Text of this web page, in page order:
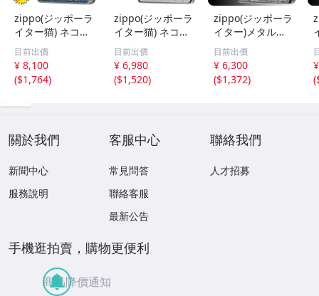
zippo(ジッポーラ
イター猫) ネコ・
細密メタルプレー
ト貼り ブルーペ
イント 両面加工
【ネコポス対応
目前出價
¥ 8,100
($1,764)
zippo(ジッポーラ
イター猫) ネコと
雲 ブラッシュク
ローム メタルプ
レート貼り【ネコ
ポス対応可】
目前出價
¥ 6,980
($1,520)
zippo(ジッポーラ
イター)メタルプ
レート 2MP アラ
ベスク （B）【ネ
コポス対応】
目前出價
¥ 6,300
($1,372)
(
關於我們
新聞中心
服務說明
客服中心
常見問答
聯絡客服
最新公告
聯絡我們
人才招募
手機逛拍賣，購物更便利
商品降價通知